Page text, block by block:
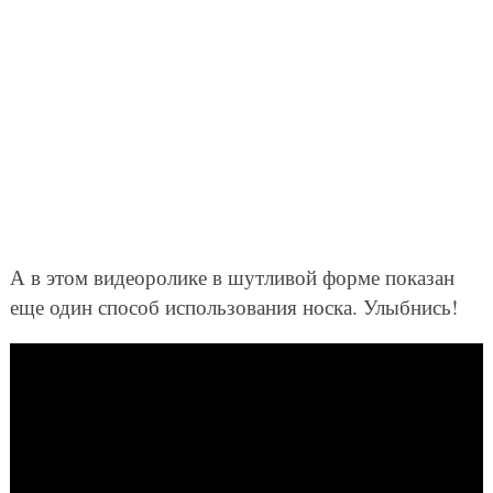
А в этом видеоролике в шутливой форме показан
еще один способ использования носка. Улыбнись!